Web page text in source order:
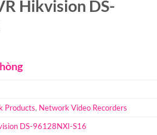
Hikvision DS-
Products, Network Video Recorders
DS-96128NXI-S16